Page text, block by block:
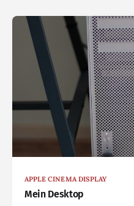
APPLE CINEMA DISPLAY
Mein Desktop